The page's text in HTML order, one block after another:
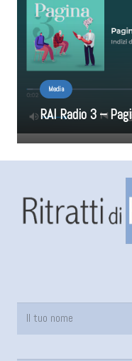
Media
RAI Radio 3 –